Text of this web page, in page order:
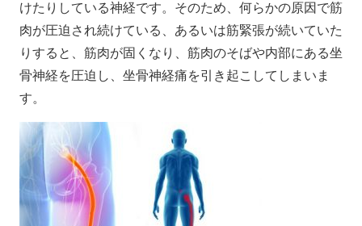
けたりしている神経です。そのため、何らかの原因で筋
肉が圧迫され続けている、あるいは筋緊張が続いていた
りすると、筋肉が固くなり、筋肉のそばや内部にある坐
骨神経を圧迫し、坐骨神経痛を引き起こしてしまいま
す。